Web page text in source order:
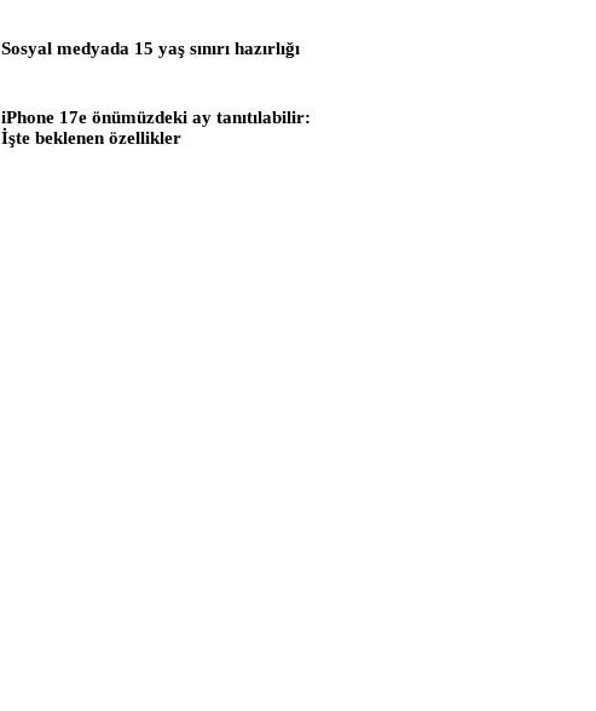
Sosyal medyada 15 yaş sınırı hazırlığı
iPhone 17e önümüzdeki ay tanıtılabilir:
İşte beklenen özellikler